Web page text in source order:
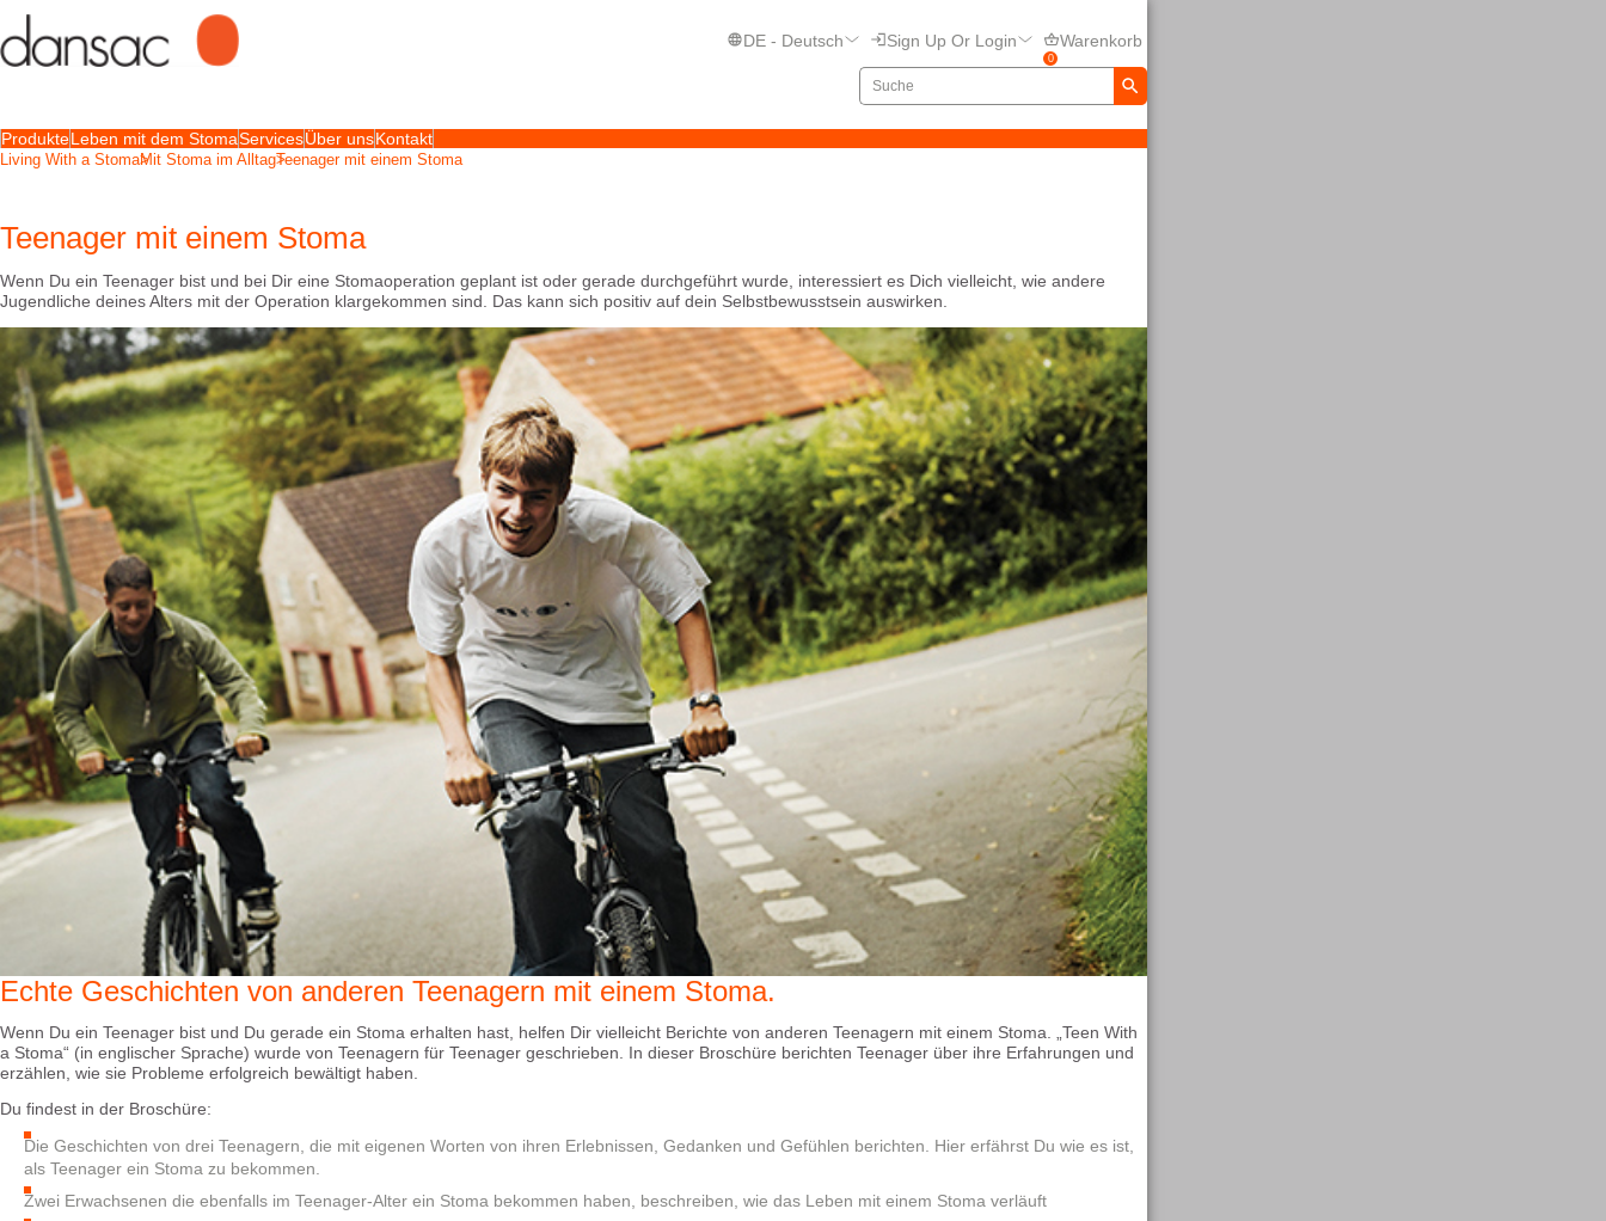
DE - Deutsch Sign Up Or Login
0
Warenkorb
ProdukteLeben mit dem StomaServicesÜber unsKontakt
Living With a StomaMit Stoma im AlltagTeenager mit einem Stoma
Teenager mit einem Stoma
Wenn Du ein Teenager bist und bei Dir eine Stomaoperation geplant ist oder gerade durchgeführt wurde, interessiert es Dich vielleicht, wie andere
Jugendliche deines Alters mit der Operation klargekommen sind. Das kann sich positiv auf dein Selbstbewusstsein auswirken.
Echte Geschichten von anderen Teenagern mit einem Stoma.
Wenn Du ein Teenager bist und Du gerade ein Stoma erhalten hast, helfen Dir vielleicht Berichte von anderen Teenagern mit einem Stoma. „Teen With
a Stoma“ (in englischer Sprache) wurde von Teenagern für Teenager geschrieben. In dieser Broschüre berichten Teenager über ihre Erfahrungen und
erzählen, wie sie Probleme erfolgreich bewältigt haben.
Du findest in der Broschüre:
Die Geschichten von drei Teenagern, die mit eigenen Worten von ihren Erlebnissen, Gedanken und Gefühlen berichten. Hier erfährst Du wie es ist,
als Teenager ein Stoma zu bekommen.
Zwei Erwachsenen die ebenfalls im Teenager-Alter ein Stoma bekommen haben, beschreiben, wie das Leben mit einem Stoma verläuft